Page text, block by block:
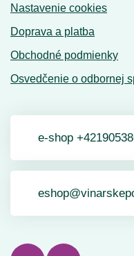
Nastavenie cookies
Doprava a platba
Obchodné podmienky
Osvedčenie o odbornej
e-shop